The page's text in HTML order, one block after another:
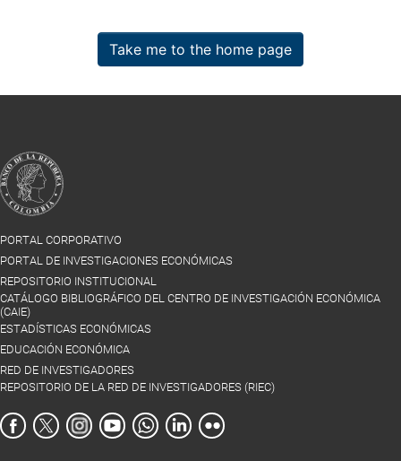
Take me to the home page
PORTAL CORPORATIVO
PORTAL DE INVESTIGACIONES ECONÓMICAS
REPOSITORIO INSTITUCIONAL
CATÁLOGO BIBLIOGRÁFICO DEL CENTRO DE INVESTIGACIÓN ECONÓMICA
(CAIE)
ESTADÍSTICAS ECONÓMICAS
EDUCACIÓN ECONÓMICA
RED DE INVESTIGADORES
REPOSITORIO DE LA RED DE INVESTIGADORES (RIEC)